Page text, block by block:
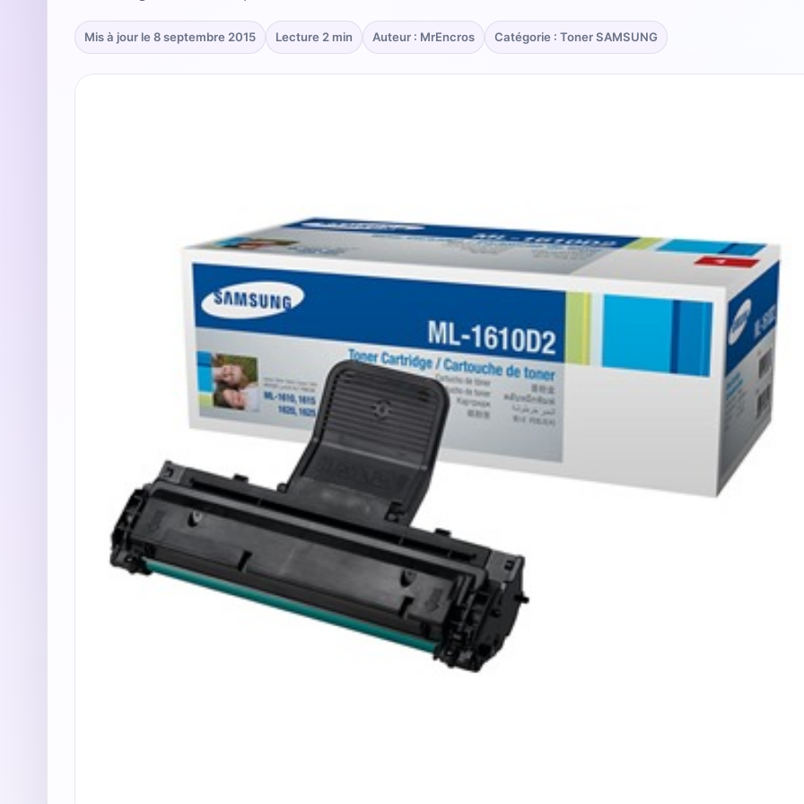
Mis à jour le 8 septembre 2015 Lecture 2 min Auteur : MrEncros Catégorie : Toner SAMSUNG